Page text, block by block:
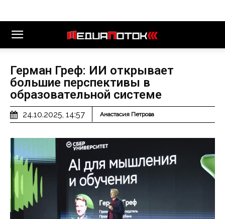
Герман Греф: ИИ открывает
большие перспективы в
образовательной системе
24.10.2025, 14:57 Анастасия Петрова